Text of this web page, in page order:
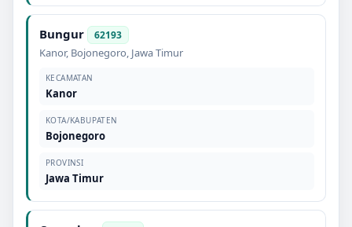
Bungur 62193
Kanor, Bojonegoro, Jawa Timur
KECAMATAN
Kanor
KOTA/KABUPATEN
Bojonegoro
PROVINSI
Jawa Timur